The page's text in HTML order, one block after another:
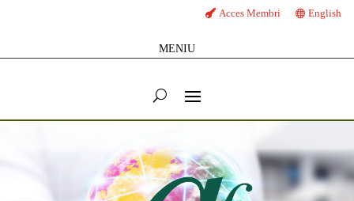
Acces Membri English
MENIU